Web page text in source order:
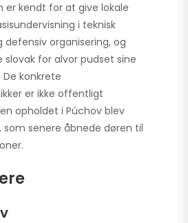
er kendt for at give lokale
i teknisk
defensiv organisering, og
slovak for alvor pudset sine
konkrete
er ikke offentligt
opholdet i Púchov blev
senere åbnede døren til